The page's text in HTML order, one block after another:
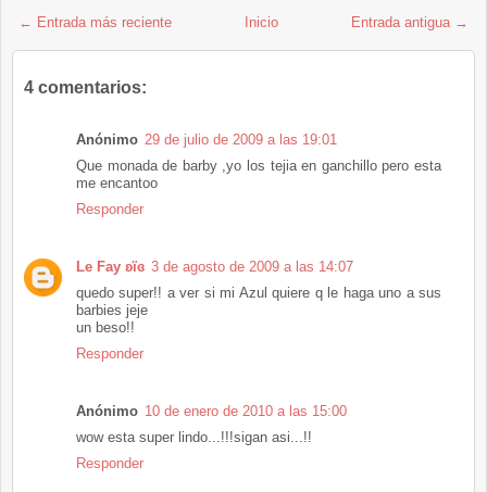
← Entrada más reciente Entrada antigua →
Inicio
4 comentarios:
Anónimo 29 de julio de 2009 a las 19:01
Que monada de barby ,yo los tejia en ganchillo pero esta
me encantoo
Responder
Le Fay ʚïɞ 3 de agosto de 2009 a las 14:07
quedo super!! a ver si mi Azul quiere q le haga uno a sus
barbies jeje
un beso!!
Responder
Anónimo 10 de enero de 2010 a las 15:00
wow esta super lindo...!!!sigan asi...!!
Responder